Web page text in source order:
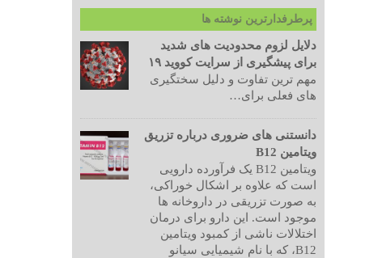
پرطرفدارترین نوشته ها
دلایل لزوم محدودیت های شدید
برای پیشگیری از سرایت کووید ۱۹
مهم ترین تفاوت و دلیل سختگیری
های فعلی برای…
دانستنی های ضروری درباره تزریق
ویتامین B12
ویتامین B12 یک فرآورده دارویی
است که علاوه بر اشکال خوراکی،
به صورت تزریقی در داروخانه ها
موجود است. این دارو برای درمان
اختلالات ناشی از کمبود ویتامین
B12، که با نام شیمیایی سیانو